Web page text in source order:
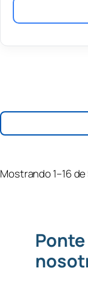
Mostrando 1–16